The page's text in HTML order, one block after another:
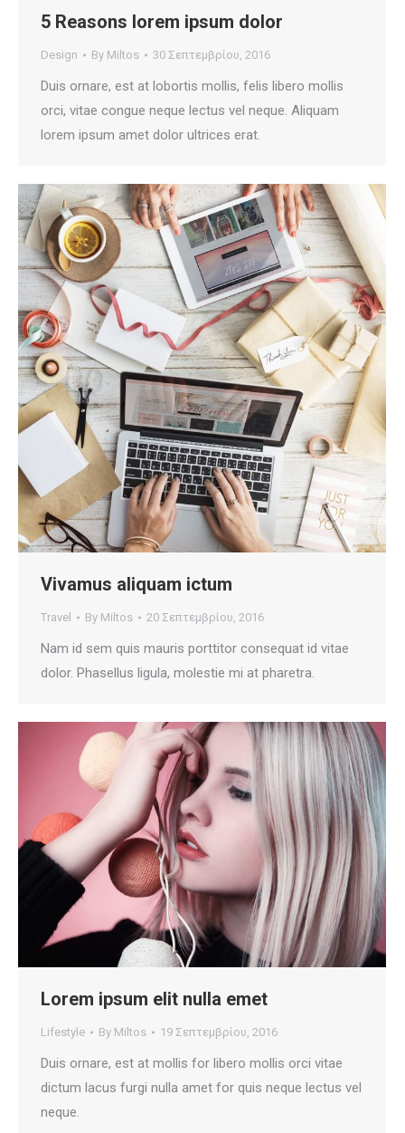
5 Reasons lorem ipsum dolor
Design By Miltos 30 Σεπτεμβρίου, 2016
Duis ornare, est at lobortis mollis, felis libero mollis
orci, vitae congue neque lectus vel neque. Aliquam
lorem ipsum amet dolor ultrices erat.
Vivamus aliquam ictum
Travel By Miltos 20 Σεπτεμβρίου, 2016
Nam id sem quis mauris porttitor consequat id vitae
dolor. Phasellus ligula, molestie mi at pharetra.
Lorem ipsum elit nulla emet
Lifestyle By Miltos 19 Σεπτεμβρίου, 2016
Duis ornare, est at mollis for libero mollis orci vitae
dictum lacus furgi nulla amet for quis neque lectus vel
neque.